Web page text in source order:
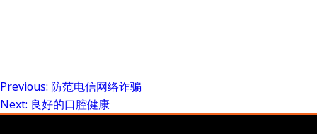
Post
Previous: 防范电信网络诈骗
Next: 良好的口腔健康